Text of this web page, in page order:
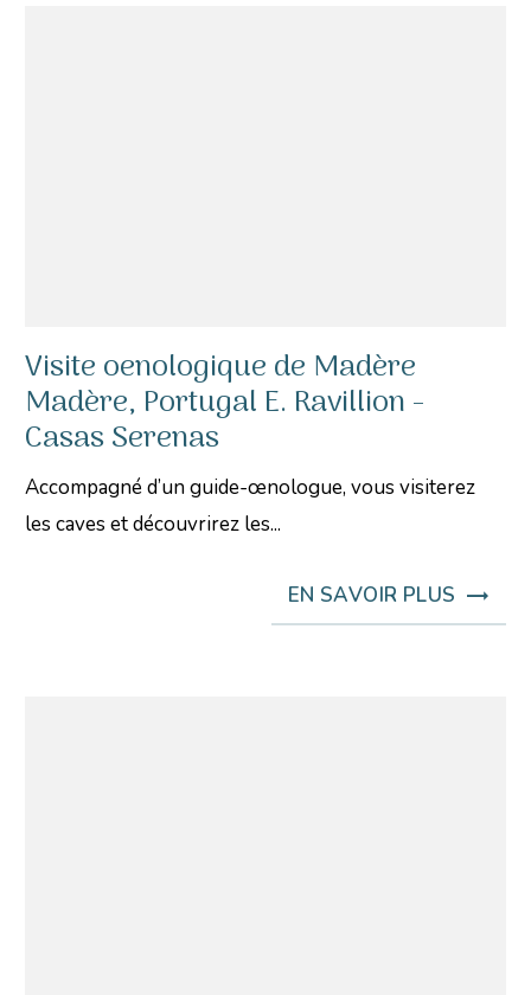
Visite oenologique de Madère
Madère, Portugal E. Ravillion -
Casas Serenas
Accompagné d’un guide-œnologue, vous visiterez
les caves et découvrirez les...
EN SAVOIR PLUS